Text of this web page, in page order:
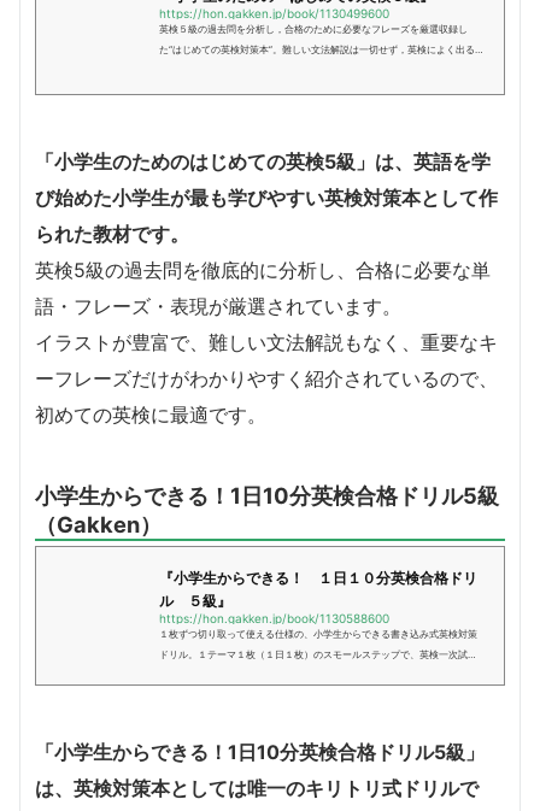
https://hon.gakken.jp/book/1130499600
英検５級の過去問を分析し，合格のために必要なフレーズを厳選収録し
た“はじめての英検対策本”。難しい文法解説は一切せず，英検によく出る場
「小学生のためのはじめての英検5級」は、英語を学
び始めた小学生が最も学びやすい英検対策本として作
られた教材です。
英検5級の過去問を徹底的に分析し、合格に必要な単
語・フレーズ・表現が厳選されています。
イラストが豊富で、難しい文法解説もなく、重要なキ
ーフレーズだけがわかりやすく紹介されているので、
初めての英検に最適です。
小学生からできる！1日10分英検合格ドリル5級
（Gakken）
『小学生からできる！ １日１０分英検合格ドリ
ル ５級』
https://hon.gakken.jp/book/1130588600
１枚ずつ切り取って使える仕様の、小学生からできる書き込み式英検対策
ドリル。１テーマ１枚（１日１枚）のスモールステップで、英検一次試験
「小学生からできる！1日10分英検合格ドリル5級」
は、英検対策本としては唯一のキリトリ式ドリルで